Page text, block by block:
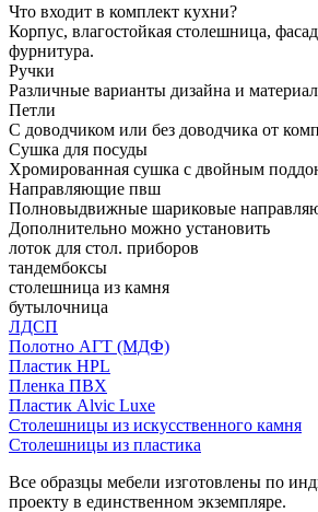
Что входит в комплект кухни?
Корпус, влагостойкая столешница,
фурнитура.
Ручки
Различные варианты дизайна и
Петли
С доводчиком или без доводчика от
Сушка для посуды
Хромированная сушка с двойным
Направляющие пвш
Полновыдвижные шариковые
Дополнительно можно установить
лоток для стол. приборов
тандембоксы
столешница из камня
бутылочница
ЛДСП
Полотно АГТ (МДФ)
Пластик HPL
Пленка ПВХ
Пластик Alvic Luxe
Столешницы из искусственного камня
Столешницы из пластика
Все образцы мебели изготовлены по
проекту в единственном экземпляре.